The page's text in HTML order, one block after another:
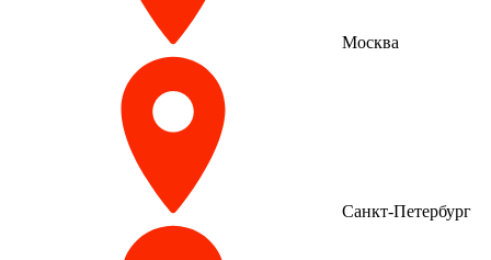
Москва
Санкт-Петербург